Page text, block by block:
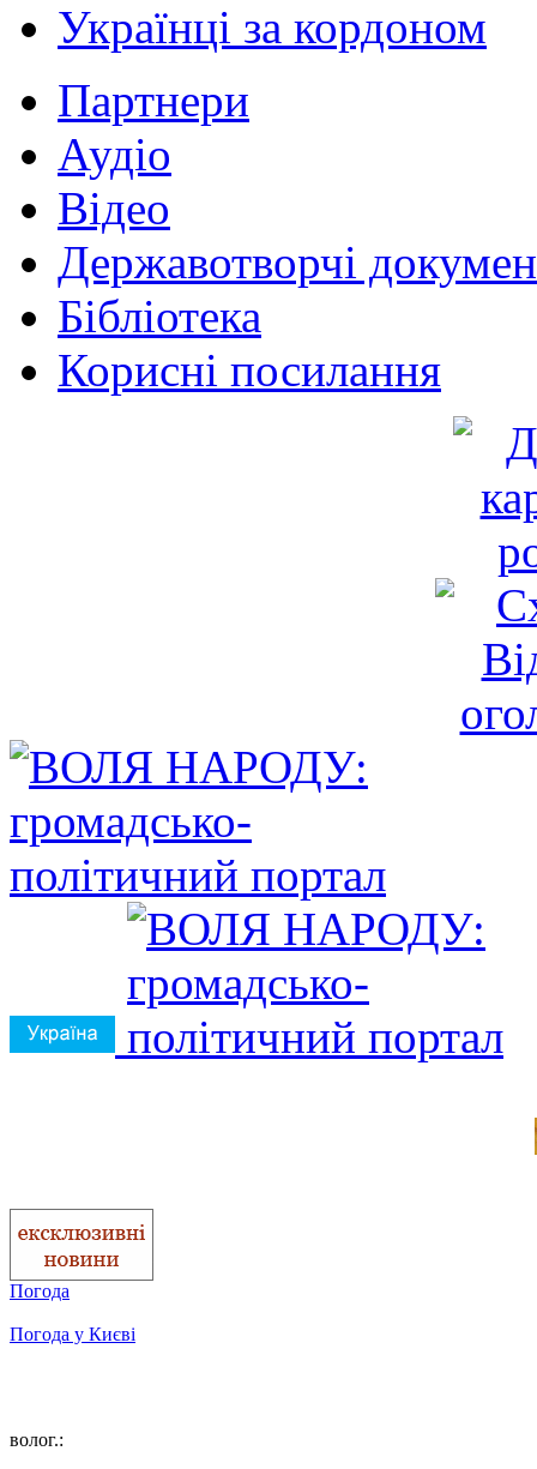
Українці за кордоном
Партнери
Аудіо
Відео
Державотворчі
Бібліотека
Корисні посилання
Погода
Погода у Києві
волог.: